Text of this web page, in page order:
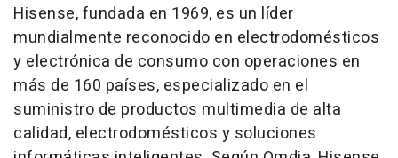
Hisense, fundada en 1969, es un líder
mundialmente reconocido en electrodomésticos
y electrónica de consumo con operaciones en
más de 160 países, especializado en el
suministro de productos multimedia de alta
calidad, electrodomésticos y soluciones